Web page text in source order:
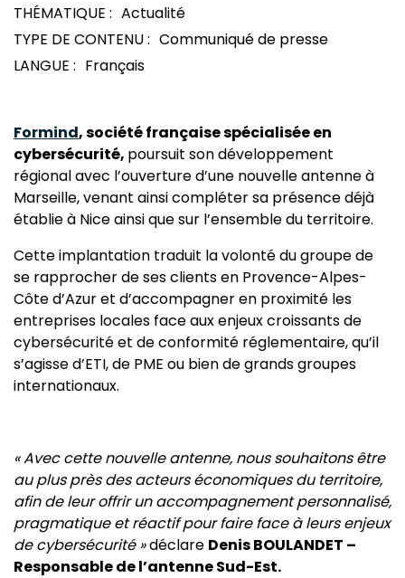
THÉMATIQUE : Actualité
TYPE DE CONTENU : Communiqué de presse
LANGUE : Français
Formind, société française spécialisée en
cybersécurité, poursuit son développement
régional avec l’ouverture d’une nouvelle antenne à
Marseille, venant ainsi compléter sa présence déjà
établie à Nice ainsi que sur l’ensemble du territoire.
Cette implantation traduit la volonté du groupe de
se rapprocher de ses clients en Provence-Alpes-
Côte d’Azur et d’accompagner en proximité les
entreprises locales face aux enjeux croissants de
cybersécurité et de conformité réglementaire, qu’il
s’agisse d’ETI, de PME ou bien de grands groupes
internationaux.
« Avec cette nouvelle antenne, nous souhaitons être
au plus près des acteurs économiques du territoire,
afin de leur offrir un accompagnement personnalisé,
pragmatique et réactif pour faire face à leurs enjeux
de cybersécurité »déclare Denis BOULANDET –
Responsable de l’antenne Sud-Est.